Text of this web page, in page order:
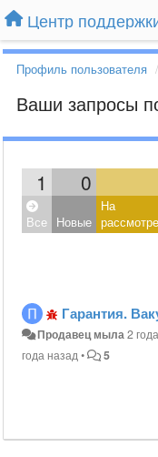
Профиль пользователя
Ваши запросы
1 0
Все Новые
На
Гарантия.
Продавец мыла2
года назад• 5